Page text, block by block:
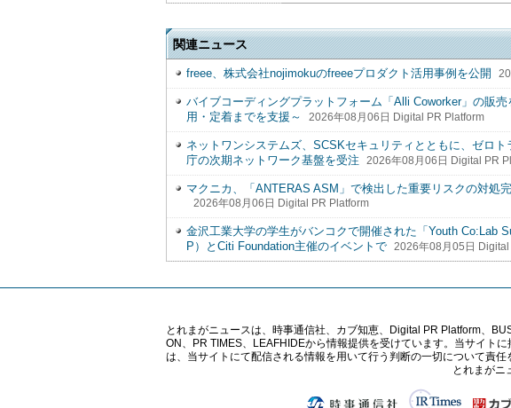
関連ニュース
freee、株式会社nojimokuのfreeeプロダクト活用事例を公開
バイブコーディングプラットフォーム「Alli Coworker」の販
用・定着までを支援～
2026年08月06日 Digital PR Platform
ネットワンシステムズ、SCSKセキュリティとともに、ゼロ
庁の次期ネットワーク基盤を受注
2026年08月06日 Digital PR
マクニカ、「ANTERAS ASM」で検出した重要リスクの対処
2026年08月06日 Digital PR Platform
金沢工業大学の学生がバンコクで開催された「Youth Co:Lab
P）とCiti Foundation主催のイベントで
2026年08月05日
とれまがニュースは、時事通信社、カブ知恵、Digital PR Platform、
ON、PR TIMES、LEAFHIDEから情報提供を受けています。当サイト
は、当サイトにて配信される情報を用いて行う判断の一切について責任
とれまがニ